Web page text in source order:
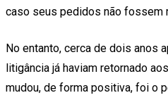
caso seus pedidos não fossem
No entanto, cerca de dois anos
litigância já haviam retornado
mudou, de forma positiva, foi o